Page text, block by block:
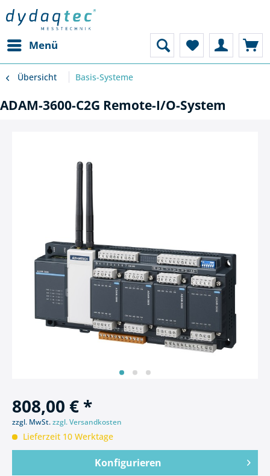
Menü
Übersicht Basis-Systeme
ADAM-3600-C2G Remote-I/O-System
808,00 € *
zzgl. MwSt.zzgl. Versandkosten
Lieferzeit 10 Werktage
Konfigurieren